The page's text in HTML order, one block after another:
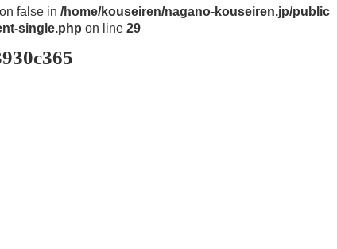
false in /home/kouseiren/nagano-kouseiren.jp/
single.php on line 29